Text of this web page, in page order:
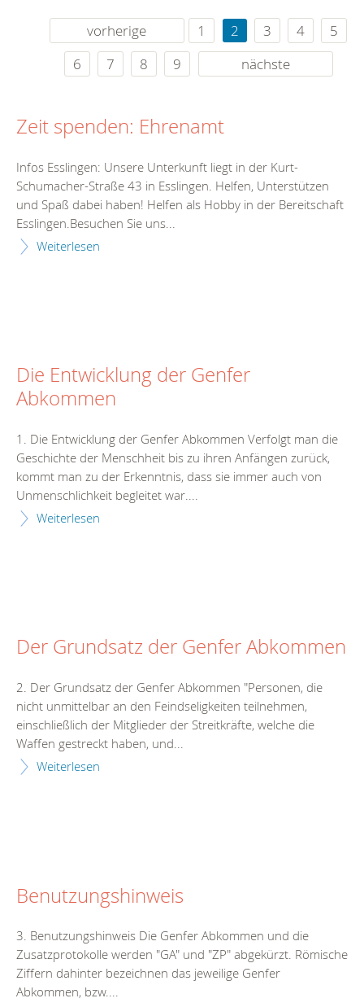
vorherige 1 2 3 4
5
6
7 8 9 nächste
Zeit spenden: Ehrenamt
Infos Esslingen: Unsere Unterkunft liegt in der Kurt-
Schumacher-Straße 43 in Esslingen. Helfen, Unterstützen
und Spaß dabei haben! Helfen als Hobby in der Bereitschaft
Esslingen.Besuchen Sie uns...
Weiterlesen
Die Entwicklung der Genfer
Abkommen
1. Die Entwicklung der Genfer Abkommen Verfolgt man die
Geschichte der Menschheit bis zu ihren Anfängen zurück,
kommt man zu der Erkenntnis, dass sie immer auch von
Unmenschlichkeit begleitet war....
Weiterlesen
Der Grundsatz der Genfer Abkommen
2. Der Grundsatz der Genfer Abkommen "Personen, die
nicht unmittelbar an den Feindseligkeiten teilnehmen,
einschließlich der Mitglieder der Streitkräfte, welche die
Waffen gestreckt haben, und...
Weiterlesen
Benutzungshinweis
3. Benutzungshinweis Die Genfer Abkommen und die
Zusatzprotokolle werden "GA" und "ZP" abgekürzt. Römische
Ziffern dahinter bezeichnen das jeweilige Genfer
Abkommen, bzw....